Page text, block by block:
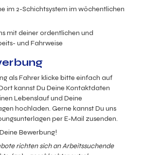
im 2-Schichtsystem im wöchentlichen
mit deiner ordentlichen und
und Fahrweise
als Fahrer klicke bitte einfach auf
kannst Du Deine Kontaktdaten
Lebenslauf und Deine
hochladen. Gerne kannst Du uns
per E-Mail zusenden.
Bewerbung!
richten sich an Arbeitssuchende